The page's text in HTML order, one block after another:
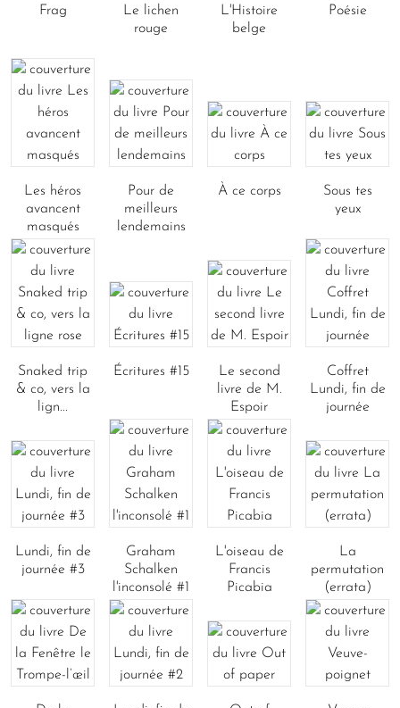
Frag
Le lichen
rouge
L'Histoire
belge
Poésie
Les héros
avancent
masqués
Pour de
meilleurs
lendemains
À ce corps
Sous tes
yeux
Snaked trip
& co, vers la
lign...
Écritures #15
Le second
livre de M.
Espoir
Coffret
Lundi, fin de
journée
Lundi, fin de
journée #3
Graham
Schalken
l'inconsolé #1
L'oiseau de
Francis
Picabia
La
permutation
(errata)